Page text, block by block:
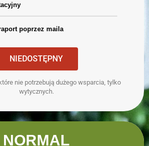
poprzez maila
NIEDOSTĘPNY
nie potrzebują dużego wsparcia, tylko
wytycznych.
NORMAL